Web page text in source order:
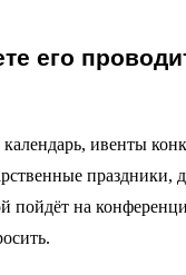
его
ивенты
праздники,
пойдёт на